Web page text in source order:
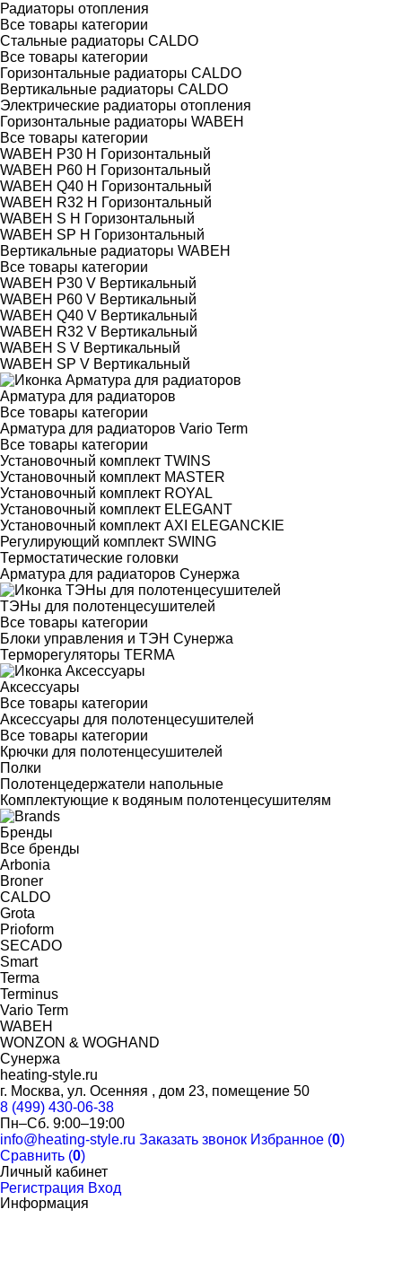
Радиаторы отопления
Все товары категории
Стальные радиаторы CALDO
Все товары категории
Горизонтальные радиаторы CALDO
Вертикальные радиаторы CALDO
Электрические радиаторы отопления
Горизонтальные радиаторы WABEH
Все товары категории
WABEH P30 H Горизонтальный
WABEH P60 H Горизонтальный
WABEH Q40 H Горизонтальный
WABEH R32 H Горизонтальный
WABEH S H Горизонтальный
WABEH SP H Горизонтальный
Вертикальные радиаторы WABEH
Все товары категории
WABEH P30 V Вертикальный
WABEH P60 V Вертикальный
WABEH Q40 V Вертикальный
WABEH R32 V Вертикальный
WABEH S V Вертикальный
WABEH SP V Вертикальный
Арматура для радиаторов
Все товары категории
Арматура для радиаторов Vario Term
Все товары категории
Установочный комплект TWINS
Установочный комплект MASTER
Установочный комплект ROYAL
Установочный комплект ELEGANT
Установочный комплект AXI ELEGANCKIE
Регулирующий комплект SWING
Термостатические головки
Арматура для радиаторов Сунержа
ТЭНы для полотенцесушителей
Все товары категории
Блоки управления и ТЭН Сунержа
Терморегуляторы TERMA
Аксессуары
Все товары категории
Аксессуары для полотенцесушителей
Все товары категории
Крючки для полотенцесушителей
Полки
Полотенцедержатели напольные
Комплектующие к водяным полотенцесушителям
Бренды
Все бренды
Arbonia
Broner
CALDO
Grota
Prioform
SECADO
Smart
Terma
Terminus
Vario Term
WABEH
WONZON & WOGHAND
Сунержа
heating-style.ru
г. Москва, ул. Осенняя , дом 23, помещение 50
8 (499) 430-06-38
Пн–Сб. 9:00–19:00
info@heating-style.ru Заказать звонок Избранное (0)
Сравнить (0)
Личный кабинет
Регистрация Вход
Информация